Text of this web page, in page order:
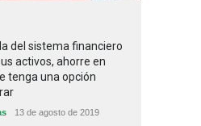
del sistema financiero
activos, ahorre en
tenga una opción
13 de agosto de 2019